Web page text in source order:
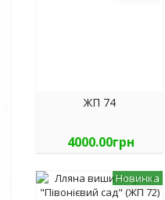
ЖП 74
4000.00грн
Новинка